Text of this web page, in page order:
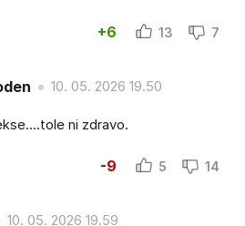
+6 13 7
10. 05. 2026 19.50
ni zdravo.
-9 5 14
10. 05. 2026 19.59